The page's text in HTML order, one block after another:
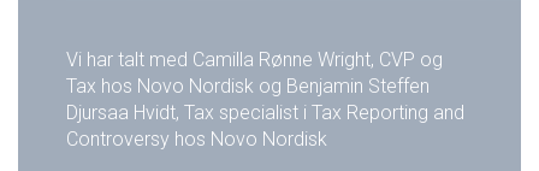
Vi har talt med Camilla Rønne Wright, CVP og
Tax hos Novo Nordisk og Benjamin Steffen
Djursaa Hvidt, Tax specialist i Tax Reporting and
Controversy hos Novo Nordisk